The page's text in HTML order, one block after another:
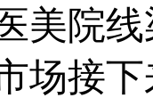
美院
场接